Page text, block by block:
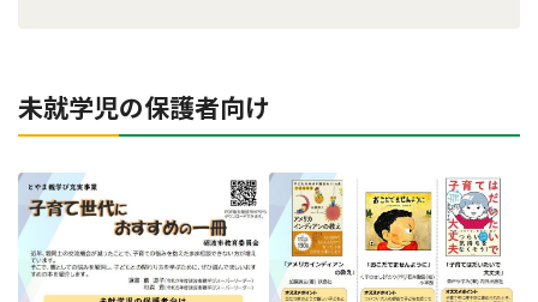
未就学児の保護者向け